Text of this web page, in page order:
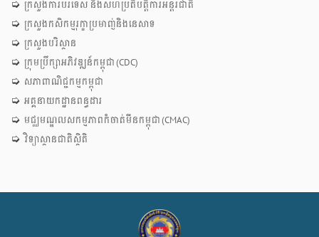
ក្រសួងការបរទេស និងសហប្រតិបត្តិការអន្តរជាតិ
ក្រសួងកសិកម្មរុក្ខាប្រមាញ់និងនេសាទ
ក្រសួងបរិស្ថាន
ក្រុមប្រឹក្សាអភិវឌ្ឍន៍កម្ពុជា (CDC)
​សភាពាណិជ្ជកម្ម​កម្ពុជា
អគ្គនាយកដ្ឋានពន្ធដារ
មជ្ឈមណ្ឌលសកម្មភាពកំចាត់មីនកម្ពុជា (CMAC)
វិទ្យាស្ថានជាតិស្ថិតិ